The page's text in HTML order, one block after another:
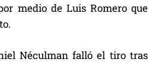
medio de Luis Romero que
Néculman falló el tiro tras